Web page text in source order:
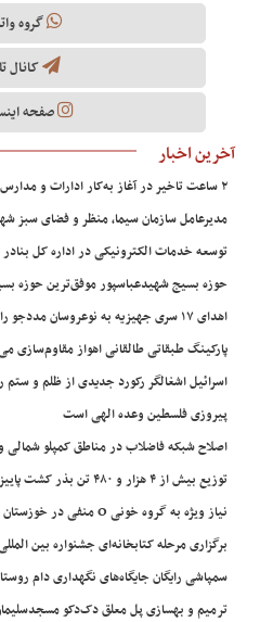
گروه
کانال
صفحه
آخرین اخبار
۲ ساعت تاخیر در آغاز به‌کار ادارات و مدارس ۶ شهر خوزستان
مدیرعامل سازمان سیما، منظر و فضای سبز
توسعه خدمات الکترونیکی در اداره کل
حوزه بسیج شهیدعباسپور موفق‌ترین حوزه
اهدای ۱۷ سری جهیزیه به نوعروسان مددجو رامهرمز
پارکینگ طبقاتی طالقانی اهواز مقاوم‌سازی
اسرائیل اشغالگر رکورد جدیدی از ظلم و
پیروزی فلسطین وعده الهی است
اصلاح شبکه فاضلاب در مناطق کمپلو شمالی
توزیع بیش از ۴ هزار و ۴۸۰ تن بذر کشت پاییزه در خوزستان
نیاز ویژه به گروه خونی O منفی در خوزستان
برگزاری مرحله کتابخانه‌ای جشنواره بین
سمپاشی رایگان جایگاه‌های نگهداری دام
ترمیم و بهسازی پل معلق دک‌دکو